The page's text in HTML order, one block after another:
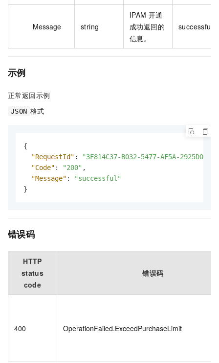
Message string
IPAM 开通
成功返回的
信息。
successful
示例
正常返回示例
JSON 格式
{
"RequestId" :
"3F814C37-B032-5477-AF5A-
"Code" : "200" ,
"Message" :
"successful"
}
错误码
HTTP
status
code
错误码
400 OperationFailed.ExceedPurchaseLimit